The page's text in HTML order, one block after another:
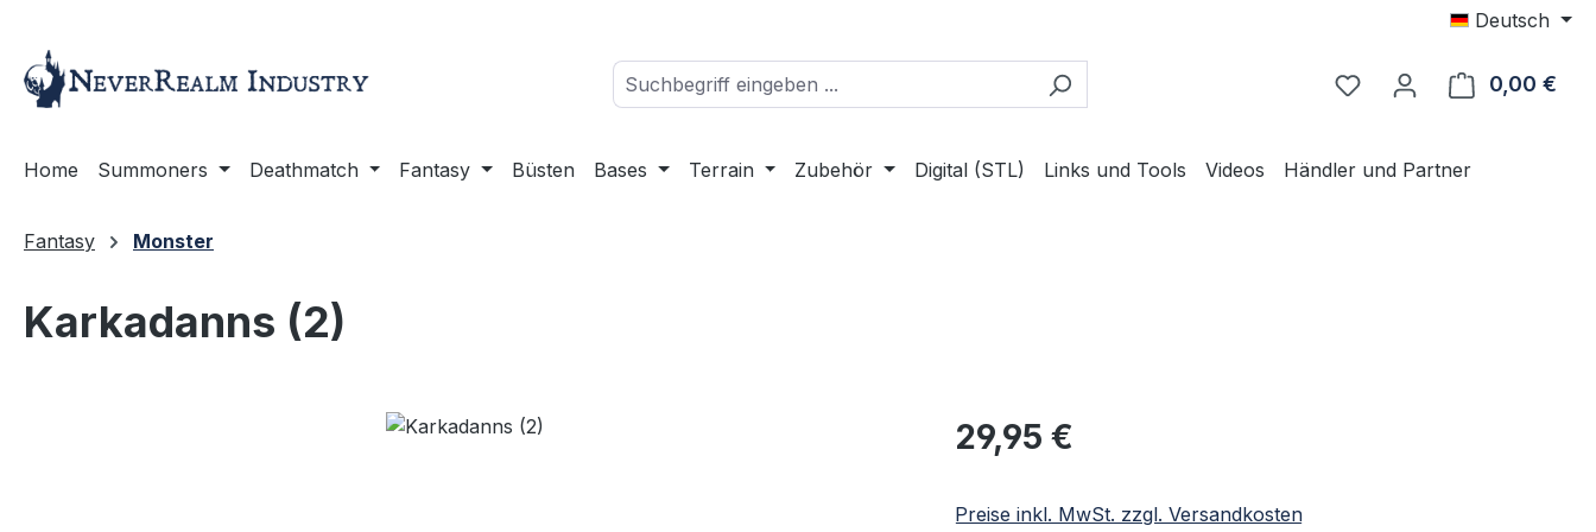
Deutsch
0,00 €
Home Summoners Deathmatch Fantasy Büsten Bases Terrain Zubehör Digital (STL) Links und Tools Videos Händler und Partner
Fantasy Monster
Karkadanns (2)
Regulärer Preis:
29,95 €
Preise inkl. MwSt. zzgl. Versandkosten